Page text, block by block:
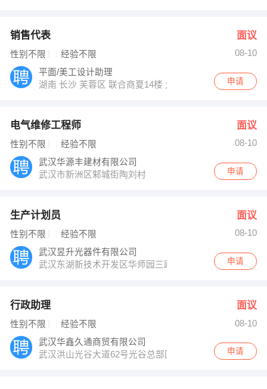
销售代表 面议
性别不限 经验不限
08-10
平面/美工设计助理
湖南 长沙 芙蓉区 联合商夏14楼 大千装饰公司
申请
电气维修工程师 面议
性别不限 经验不限
08-10
武汉华源丰建材有限公司
武汉市新洲区邾城街陶刘村
申请
生产计划员 面议
性别不限 经验不限
08-10
武汉昱升光器件有限公司
武汉东湖新技术开发区华师园三路5号
申请
行政助理 面议
性别不限 经验不限
08-10
武汉华鑫久通商贸有限公司
武汉洪山光谷大道62号光谷总部国际九栋1803室申请